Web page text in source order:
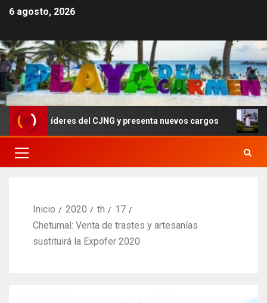
6 agosto, 2026
líderes del CJNG y presenta nuevos cargos
Inicio 2020 th
17
Chetumal: Venta de trastes y artesanías
sustituirá la Expofer 2020